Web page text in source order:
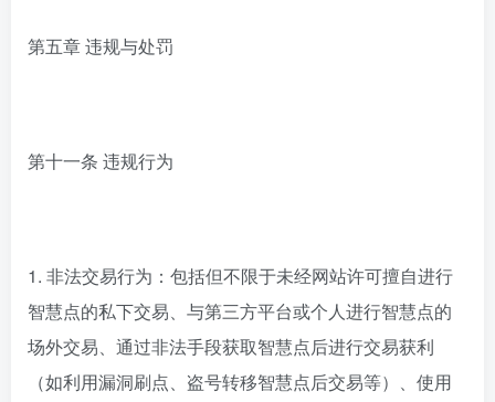
第五章 违规与处罚
第十一条 违规行为
1. 非法交易行为：包括但不限于未经网站许可擅自进行
智慧点的私下交易、与第三方平台或个人进行智慧点的
场外交易、通过非法手段获取智慧点后进行交易获利
（如利用漏洞刷点、盗号转移智慧点后交易等）、使用